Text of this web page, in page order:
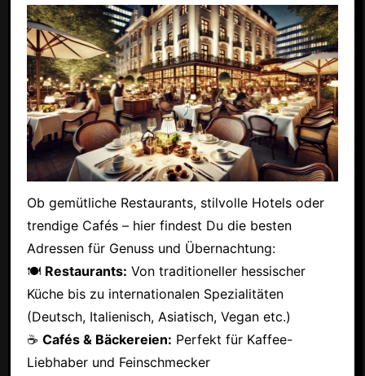
Ob gemütliche Restaurants, stilvolle Hotels oder
trendige Cafés – hier findest Du die besten
Adressen für Genuss und Übernachtung:
🍽 Restaurants: Von traditioneller hessischer
Küche bis zu internationalen Spezialitäten
(Deutsch, Italienisch, Asiatisch, Vegan etc.)
☕ Cafés & Bäckereien: Perfekt für Kaffee-
Liebhaber und Feinschmecker